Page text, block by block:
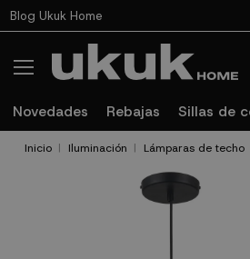
Blog Ukuk Home
Novedades Rebajas Sillas de
Inicio Iluminación Lámparas de techo